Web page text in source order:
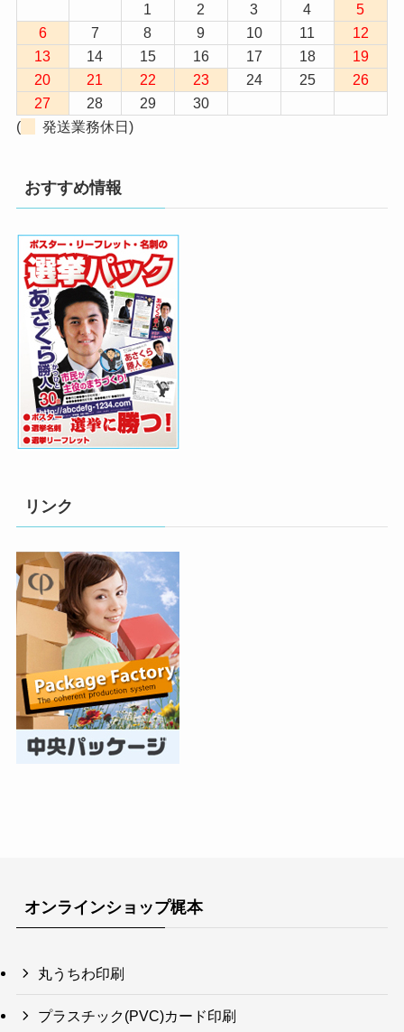
1
2 3 4
5
6
7 8 9 10 11
12
13
14 15 16 17 18
19
20
21 22 23 24 25
26
27
28 29
30
(
発送業務休日)
おすすめ情報
リンク
オンラインショップ梶本
丸うちわ印刷
プラスチック(PVC)カード印刷